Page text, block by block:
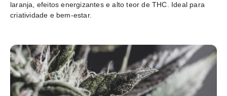
laranja, efeitos energizantes e alto teor de THC. Ideal para
criatividade e bem-estar.